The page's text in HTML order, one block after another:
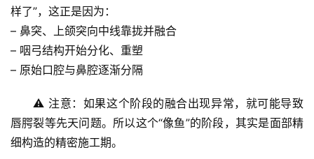
样了”，这正是因为：
– 鼻突、上颌突向中线靠拢并融合
– 咽弓结构开始分化、重塑
– 原始口腔与鼻腔逐渐分隔
⚠️ 注意：如果这个阶段的融合出现异常，就可能导致
唇腭裂等先天问题。所以这个“像鱼”的阶段，其实是面部精
细构造的精密施工期。